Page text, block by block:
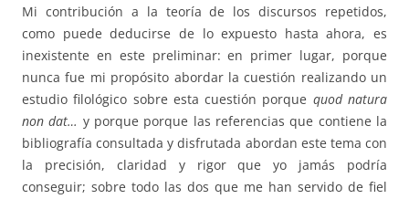
Mi contribución a la teoría de los discursos repetidos,
como puede deducirse de lo expuesto hasta ahora, es
inexistente en este preliminar: en primer lugar, porque
nunca fue mi propósito abordar la cuestión realizando un
estudio filológico sobre esta cuestión porque quod natura
non dat… y porque porque las referencias que contiene la
bibliografía consultada y disfrutada abordan este tema con
la precisión, claridad y rigor que yo jamás podría
conseguir; sobre todo las dos que me han servido de fiel